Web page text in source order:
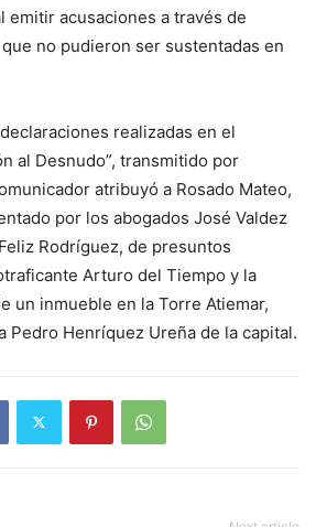
emitir acusaciones a través de
no pudieron ser sustentadas en
realizadas en el
al Desnudo”, transmitido por
atribuyó a Rosado Mateo,
por los abogados José Valdez
Rodríguez, de presuntos
Arturo del Tiempo y la
un inmueble en la Torre Atiemar,
Pedro Henríquez Ureña de la capital.